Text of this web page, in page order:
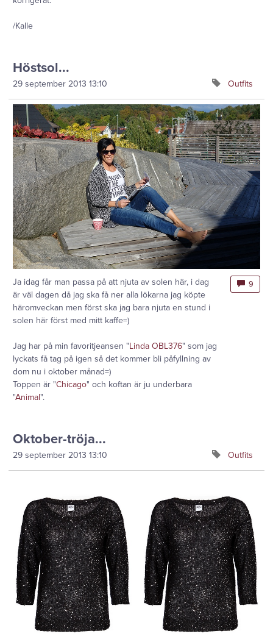
/Kalle
Höstsol...
29 september 2013 13:10 Outfits
Ja idag får man passa på att njuta av solen här, i dag
är väl dagen då jag ska få ner alla lökarna jag köpte
häromveckan men först ska jag bara njuta en stund i
solen här först med mitt kaffe=)
Jag har på min favoritjeansen "Linda OBL376" som jag
lyckats få tag på igen så det kommer bli påfyllning av
dom nu i oktober månad=)
Toppen är "Chicago" och koftan är ju underbara
"Animal".
9
Oktober-tröja...
29 september 2013 13:10 Outfits